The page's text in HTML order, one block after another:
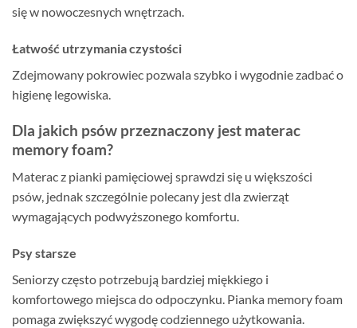
się w nowoczesnych wnętrzach.
Łatwość utrzymania czystości
Zdejmowany pokrowiec pozwala szybko i wygodnie zadbać o
higienę legowiska.
Dla jakich psów przeznaczony jest materac
memory foam?
Materac z pianki pamięciowej sprawdzi się u większości
psów, jednak szczególnie polecany jest dla zwierząt
wymagających podwyższonego komfortu.
Psy starsze
Seniorzy często potrzebują bardziej miękkiego i
komfortowego miejsca do odpoczynku. Pianka memory foam
pomaga zwiększyć wygodę codziennego użytkowania.